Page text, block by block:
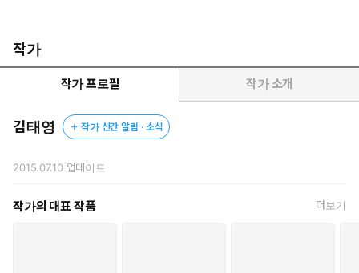
“그게 싫으면 지금이라도 모든 것을 밝히세요. 그리고 최대한 빨리
아가씨를 데리고 내 눈앞에서 사라지면 됩니다.”
중휘는 완벽한 복수를 위해 계획했던 일들을 하나씩 완성해 가지만,
복수는 또 다른 저주가 되어 그에게 되돌아오는데…….
작가
작가 프로필 작가 소개
김태영 작가 신간 알림 · 소식
2015.07.10업데이트
작가의 대표 작품 더보기